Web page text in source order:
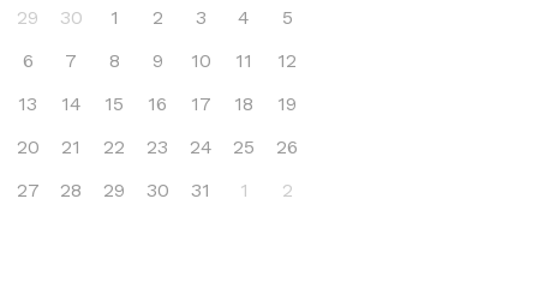
29 30 1 2 3 4
5
6
7 8 9 10 11
12
13
14 15 16 17 18
19
20
21 22 23 24 25
26
27
28 29 30 31 1 2